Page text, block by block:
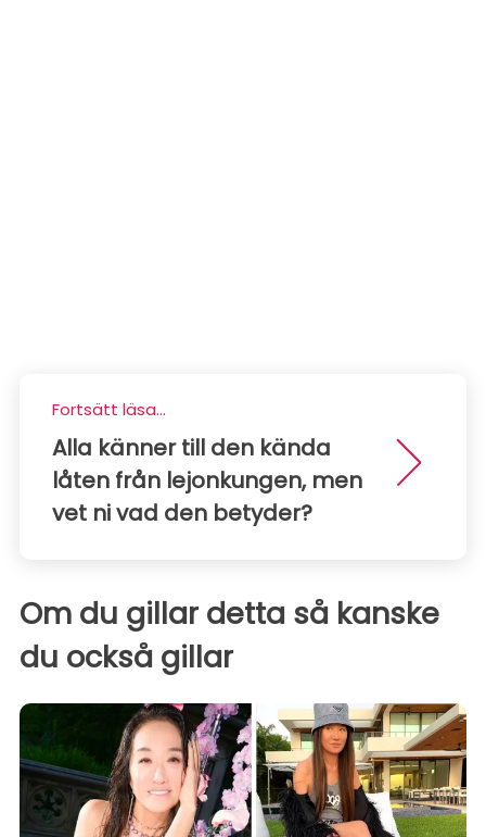
Fortsätt läsa...
Alla känner till den kända
låten från lejonkungen, men
vet ni vad den betyder?
Om du gillar detta så kanske
du också gillar